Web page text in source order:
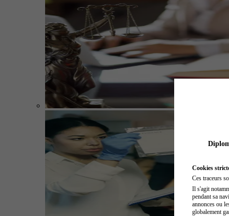
Cookies
Ces traceurs
Il s'agit
pendant sa
annonces ou
globalement